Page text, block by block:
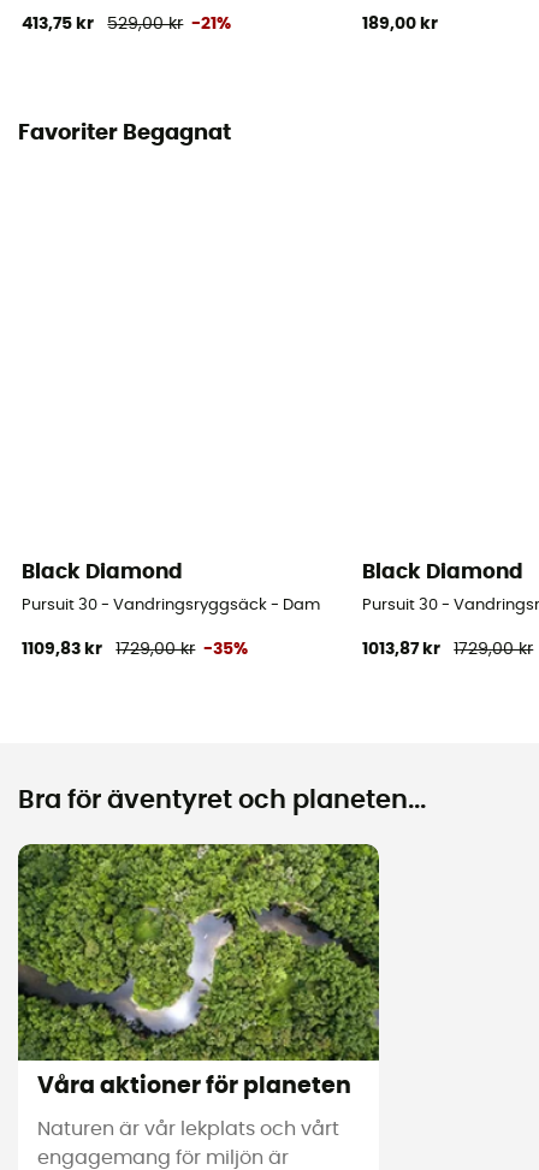
413,75 kr 529,00 kr -21% 189,00 kr
Favoriter Begagnat
Black Diamond
Pursuit 30 - Vandringsryggsäck - Dam
1109,83 kr 1729,00 kr -35%
Black Diamond
Pursuit 30 -
1013,87 kr 1729,00 kr
Bra för äventyret och planeten...
Våra aktioner för planeten
Naturen är vår lekplats och vårt
engagemang för miljön är